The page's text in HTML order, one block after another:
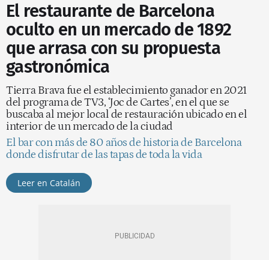
El restaurante de Barcelona
oculto en un mercado de 1892
que arrasa con su propuesta
gastronómica
Tierra Brava fue el establecimiento ganador en 2021
del programa de TV3, ‘Joc de Cartes’, en el que se
buscaba al mejor local de restauración ubicado en el
interior de un mercado de la ciudad
El bar con más de 80 años de historia de Barcelona
donde disfrutar de las tapas de toda la vida
Leer en Catalán